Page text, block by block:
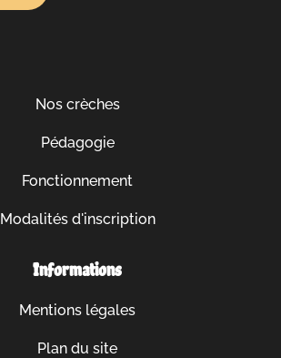
Nos crèches
Pédagogie
Fonctionnement
Modalités d'inscription
Informations
Mentions légales
Plan du site